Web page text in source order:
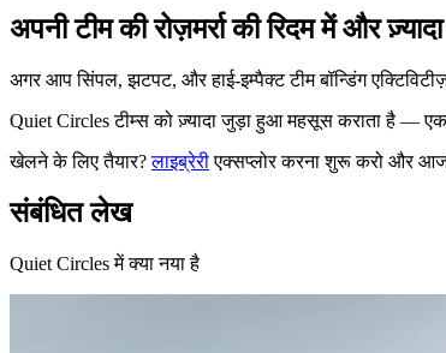
अपनी टीम की रोज़मर्रा की रिदम में और
अगर आप सिंपल, झटपट, और हाई-इम्पैक्ट टीम बॉन्डिंग
Quiet Circles टीम्स को ज़्यादा जुड़ा हुआ महसूस कराता है —
खेलने के लिए तैयार?लाइब्रेरीएक्सप्लोर करना शुरू करो और
संबंधित लेख
Quiet Circles में क्या नया है